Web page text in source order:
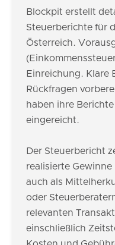
Blockpit erstellt
Steuerberichte für
Österreich.
Einreichung. Klare
Rückfragen
haben ihre
eingereicht.
Der Steuerbericht
realisierte
auch als
oder
relevanten
einschließlich